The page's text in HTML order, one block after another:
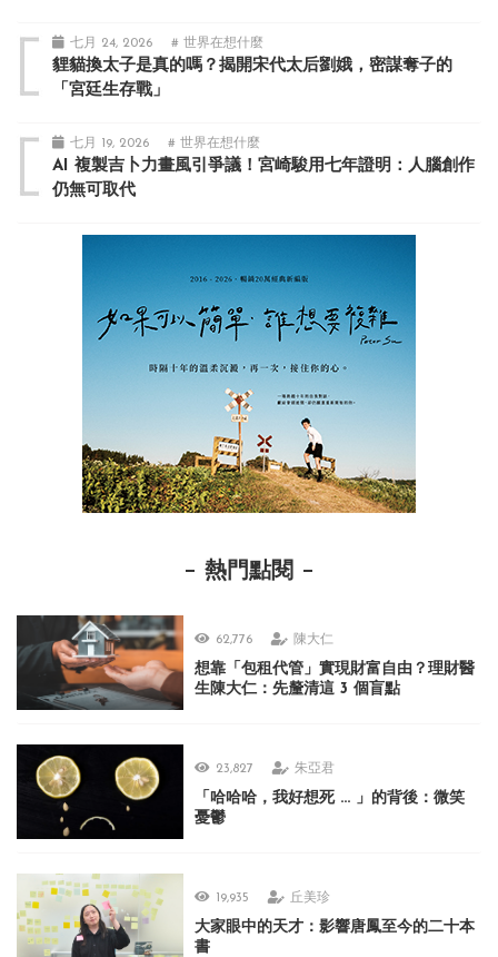
七月 24, 2026 # 世界在想什麼
貍貓換太子是真的嗎？揭開宋代太后劉娥，密謀奪子的
「宮廷生存戰」
七月 19, 2026 # 世界在想什麼
AI 複製吉卜力畫風引爭議！宮崎駿用七年證明：人腦創作
仍無可取代
熱門點閱
62,776 陳大仁
想靠「包租代管」實現財富自由？理財醫
生陳大仁：先釐清這 3 個盲點
23,827 朱亞君
「哈哈哈，我好想死 ... 」的背後：微笑
憂鬱
19,935 丘美珍
大家眼中的天才：影響唐鳳至今的二十本
書